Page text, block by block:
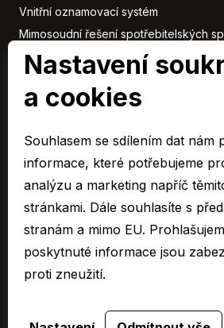
Vnitřní oznamovací systém
Mimosoudní řešení spotřebitelských
Sbírka listin
Členové
ARAVER CZ člen skupiny AUTO UH
EURO CAR Zlín člen skupiny AUTO UH
C&K člen skupiny AUTO UH a.s.
AUTO JIHLAVA člen skupiny AUTO UH
Autospol člen skupiny AUTO UH s.r.o.
Autospol Chery
Více …
Nastavení
a cookies
Souhlasem se sdílením dat nám
informace, které potřebujeme
analýzu a marketing napříč
stránkami. Dále souhlasíte s předáním údajů třetím
stranám a mimo EU.
poskytnuté informace jsou
proti zneužití.